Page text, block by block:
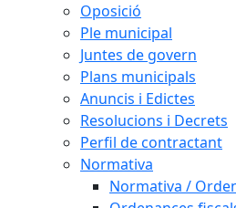
Oposició
Ple municipal
Juntes de govern
Plans municipals
Anuncis i Edictes
Resolucions i Decrets
Perfil de contractant
Normativa
Normativa /